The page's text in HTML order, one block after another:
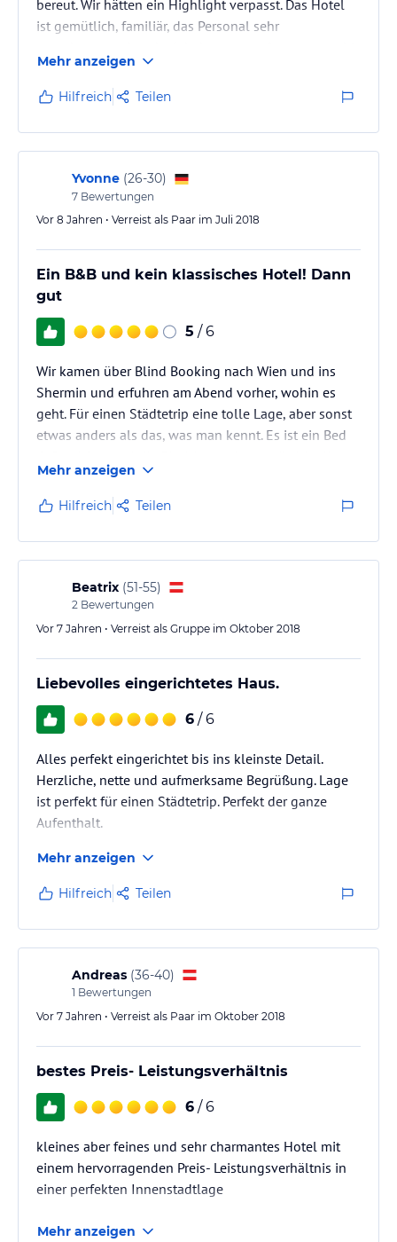
bereut. Wir hätten ein Highlight verpasst. Das Hotel
ist gemütlich, familiär, das Personal sehr
gefühlt. Die Lage ist bestens, um die Innenstadt zu
Fuß zu erreichen. Wenn nicht, fährt die Tram in
unmittelbarer Nähe ab und die U-Bahn ist auch nicht
weit.
Das Frühstücksbuffet ist traumhaft und der
Frühstücksraum liebevoll gestaltet.
Mehr anzeigen
Hilfreich Teilen
Yvonne (26-30)
7 Bewertungen
Vor 8 Jahren • Verreist als Paar im Juli 2018
Ein B&B und kein klassisches Hotel! Dann
gut
5 / 6
Wir kamen über Blind Booking nach Wien und ins
Shermin und erfuhren am Abend vorher, wohin es
geht. Für einen Städtetrip eine tolle Lage, aber sonst
etwas anders als das, was man kennt. Es ist ein Bed
Sauberkeit stimmt und wenn die Rezeption besetzt
ist, begegnet man einem mit Freundlichkeit und
Serviceorientierung.
Mehr anzeigen
Hilfreich Teilen
Beatrix (51-55)
2 Bewertungen
Vor 7 Jahren • Verreist als Gruppe im Oktober 2018
Liebevolles eingerichtetes Haus.
6 / 6
Alles perfekt eingerichtet bis ins kleinste Detail.
Herzliche, nette und aufmerksame Begrüßung. Lage
ist perfekt für einen Städtetrip. Perfekt der ganze
Aufenthalt.
Mehr anzeigen
Hilfreich Teilen
Andreas (36-40)
1 Bewertungen
Vor 7 Jahren • Verreist als Paar im Oktober 2018
bestes Preis- Leistungsverhältnis
6 / 6
kleines aber feines und sehr charmantes Hotel mit
einem hervorragenden Preis- Leistungsverhältnis in
einer perfekten Innenstadtlage
Mehr anzeigen